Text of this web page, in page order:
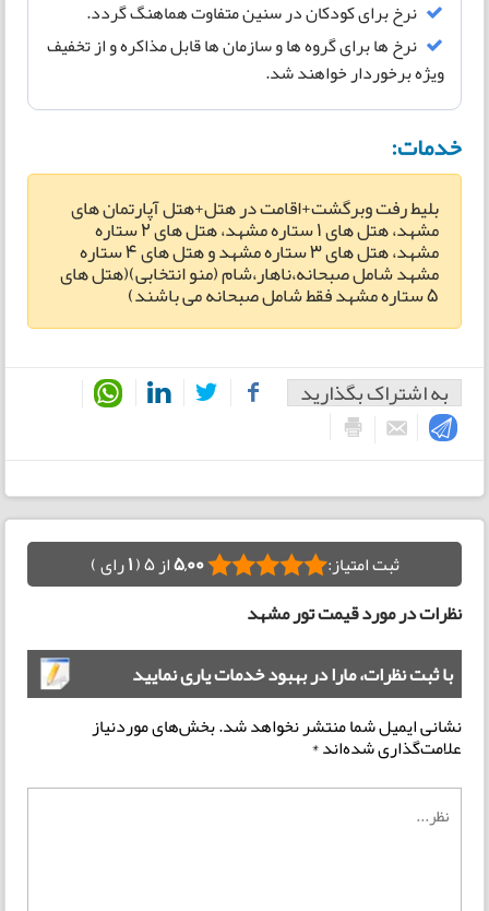
نرخ برای کودکان در سنین متفاوت هماهنگ گردد.
نرخ ها برای گروه ها و سازمان ها قابل مذاکره و از تخفیف
ویژه برخوردار خواهند شد.
خدمات:
بلیط رفت وبرگشت+اقامت در هتل+هتل آپارتمان های
مشهد، هتل های 1 ستاره مشهد، هتل های 2 ستاره
مشهد، هتل های 3 ستاره مشهد و هتل های 4 ستاره
مشهد شامل صبحانه،ناهار،شام (منو انتخابی)(هتل های
5 ستاره مشهد فقط شامل صبحانه می باشند)
به اشتراک بگذارید
ثبت امتیاز: 5,00از 5 ( 1رای )
نظرات در مورد قیمت تور مشهد
با ثبت نظرات، مارا در بهبود خدمات یاری نمایید
نشانی ایمیل شما منتشر نخواهد شد.بخش‌های موردنیاز
علامت‌گذاری شده‌اند*